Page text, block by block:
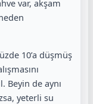
var, akşam
10’a düşmüş
Beyin de aynı
yeterli su